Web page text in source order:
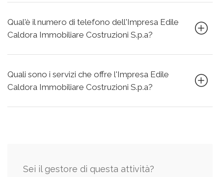
Qual'è il numero di telefono dell'Impresa Edile
Caldora Immobiliare Costruzioni S.p.a?
Quali sono i servizi che offre l'Impresa Edile
Caldora Immobiliare Costruzioni S.p.a?
Sei il gestore di questa attività?